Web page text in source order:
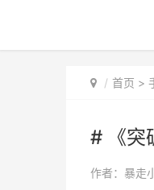
首页 >
# 《突
作者： 暴走